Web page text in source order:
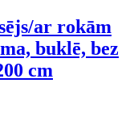
ar rokām
buklē, bez
cm